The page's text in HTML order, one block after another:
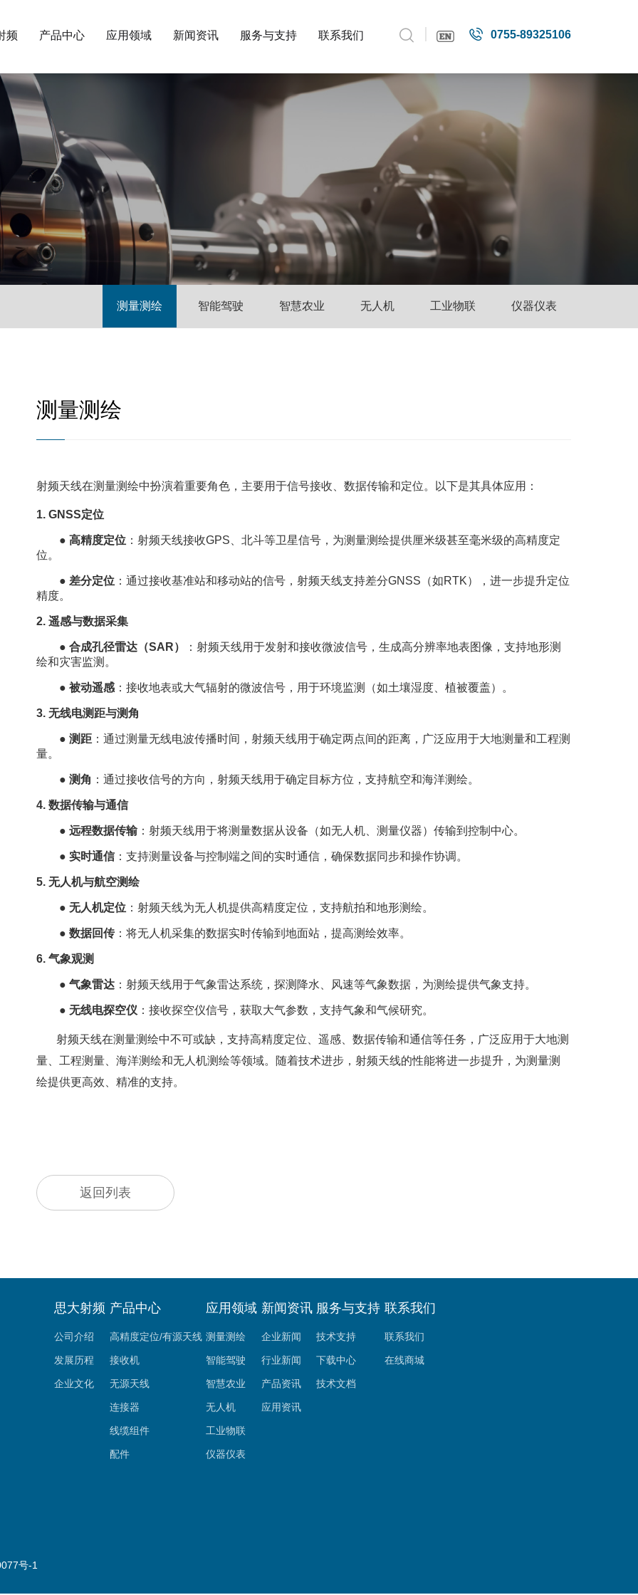
0755-89325106
频
大射频
家专注于天线通讯连接技术的专业现代化企
企业文化
产品中心
接收机 无源天线
应用领域
用领域
品用于卫星导航、 测量测绘、自动驾驶 、
准农业等高精尖领域的连接产品。
智慧农业 无人机
工业物联
新闻资讯
闻资讯
您所想，给您所需，为您提供全面的产品技
服务。
产品资讯 应用资讯
服务与支持
务与支持
立完善的售前，售中，售后的服务体系，为
提供全面的产品技术服务。
技术文档
联系我们
系我们
立完善的客户服务平台，在全国设立多个销
网络和售后服务中心。
测量测绘 智能驾驶 智慧农业 无人机 工业物联 仪器仪表
测量测绘
射频天线在测量测绘中扮演着重要角色，主要用于信号接收、数据传输和定位。以下是其具体应用：
1. GNSS定位
● 高精度定位：射频天线接收GPS、北斗等卫星信号，为测量测绘提供厘米级甚至毫米级的高精度定
位。
● 差分定位：通过接收基准站和移动站的信号，射频天线支持差分GNSS（如RTK），进一步提升定位
精度。
2. 遥感与数据采集
● 合成孔径雷达（SAR）
：射频天线用于发射和接收微波信号，生成高分辨率地表图像，支持地形测
绘和灾害监测。
● 被动遥感：接收地表或大气辐射的微波信号，用于环境监测（如土壤湿度、植被覆盖）。
3. 无线电测距与测角
● 测距：通过测量无线电波传播时间，射频天线用于确定两点间的距离，广泛应用于大地测量和工程测
量。
● 测角 ：通过接收信号的方向，射频天线用于确定目标方位，支持航空和海洋测绘。
4. 数据传输与通信
● 远程数据传输：射频天线用于将测量数据从设备（如无人机、测量仪器）传输到控制中心。
● 实时通信：支持测量设备与控制端之间的实时通信，确保数据同步和操作协调。
5. 无人机与航空测绘
● 无人机定位：射频天线为无人机提供高精度定位，支持航拍和地形测绘。
● 数据回传：将无人机采集的数据实时传输到地面站，提高测绘效率。
6. 气象观测
● 气象雷达：射频天线用于气象雷达系统，探测降水、风速等气象数据，为测绘提供气象支持。
● 无线电探空仪 ：接收探空仪信号，获取大气参数，支持气象和气候研究。
射频天线在测量测绘中不可或缺，支持高精度定位、遥感、数据传输和通信等任务，广泛应用于大地测
量、工程测量、海洋测绘和无人机测绘等领域。随着技术进步，射频天线的性能将进一步提升，为测量测
绘提供更高效、精准的支持。
返回列表
思大射频
公司介绍
发展历程
企业文化
产品中心
高精度定位/有源天线
接收机
无源天线
连接器
线缆组件
配件
应用领域
测量测绘
智能驾驶
智慧农业
无人机
工业物联
仪器仪表
新闻资讯
企业新闻
行业新闻
产品资讯
应用资讯
服务与支持
技术支持
下载中心
技术文档
联系我们
联系我们
在线商城
号-1